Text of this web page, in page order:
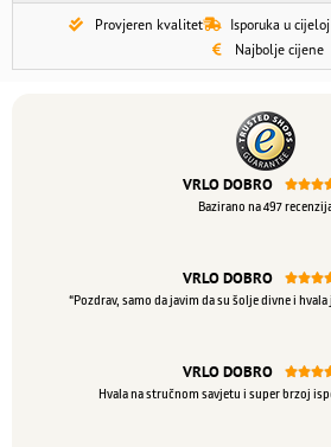
Provjeren kvalitet Isporuka u
Najbolje cijene
VRLO DOBRO 
Bazirano na 497
VRLO DOBRO 
“Pozdrav, samo da javim da su šolje divne i
VRLO DOBRO 
Hvala na stručnom savjetu i super brzoj